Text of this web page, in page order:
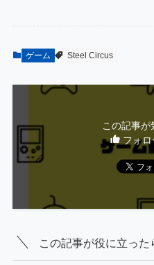
ゲーム Steel Circus
この記事が
フォ
この記事が役に立った